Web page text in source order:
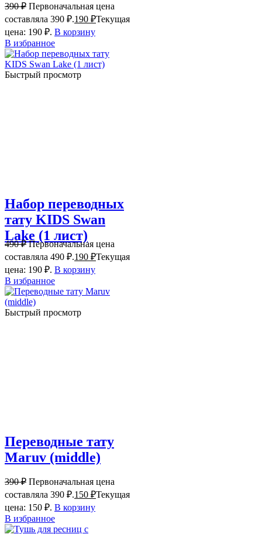
390₽ Первоначальная цена
составляла 390 ₽.190 ₽Текущая
цена: 190 ₽. В корзину
В избранное
Быстрый просмотр
Набор переводных
тату KIDS Swan
Lake (1 лист)
490₽ Первоначальная цена
составляла 490 ₽.190 ₽Текущая
цена: 190 ₽. В корзину
В избранное
Быстрый просмотр
Переводные тату
Maruv (middle)
390₽ Первоначальная цена
составляла 390 ₽.150 ₽Текущая
цена: 150 ₽. В корзину
В избранное